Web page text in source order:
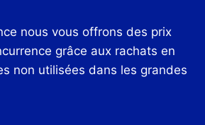
nous vous offrons des prix
grâce aux rachats en
non utilisées dans les grandes